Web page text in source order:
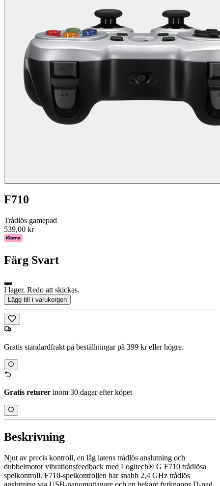
F710
Trådlös gamepad
539,00 kr
Färg Svart
I lager. Redo att skickas.
Lägg till i varukorgen
Gratis standardfrakt på beställningar på 399 kr eller högre.
Gratis returer inom 30 dagar efter köpet
Beskrivning
Njut av precis kontroll, en låg latens trådlös anslutning och
dubbelmotor vibrationsfeedback med Logitech® G F710 trådlösa
spelkontroll. F710-spelkontrollen har snabb 2,4 GHz trådlös
anslutning via USB-nanomottagare och en bekant fyrknapps D-pad.